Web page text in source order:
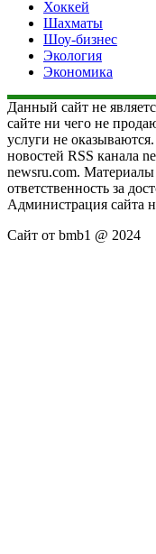
Хоккей
Шахматы
Шоу-бизнес
Экология
Экономика
Данный сайт не
сайте ни чего не
услуги не
новостей RSS канала
newsru.com.
ответственность за
Администрация сайта
Сайт от bmb1 @ 2024